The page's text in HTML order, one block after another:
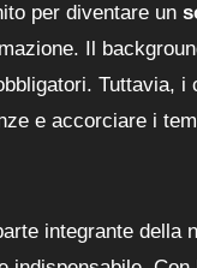
per diventare un
Il
Tuttavia,
e accorciare i
integrante della